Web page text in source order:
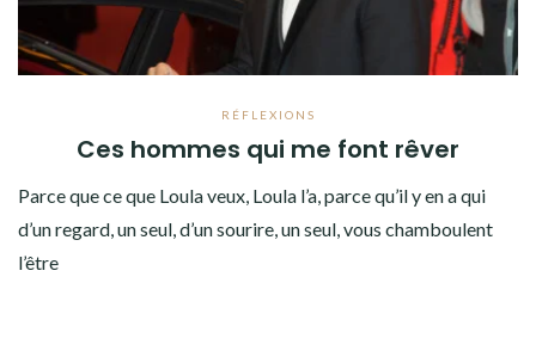
RÉFLEXIONS
Ces hommes qui me font rêver
Parce que ce que Loula veux, Loula l’a, parce qu’il y en a qui
d’un regard, un seul, d’un sourire, un seul, vous chamboulent
l’être